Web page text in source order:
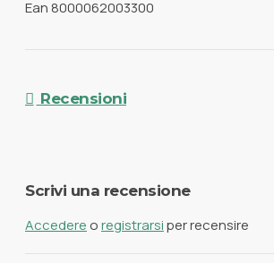
Ean 8000062003300
Recensioni
Scrivi una recensione
Accedere oregistrarsiper recensire